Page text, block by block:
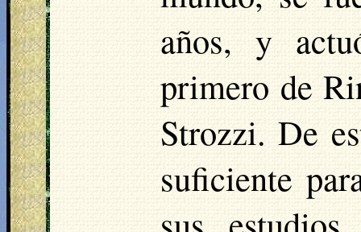
años, y
primero de
Strozzi. De
suficiente